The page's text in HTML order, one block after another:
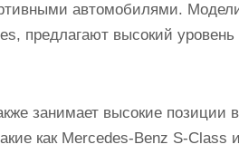
автомобилями. Модели
предлагают высокий
занимает высокие позиции
как Mercedes-Benz S-Class